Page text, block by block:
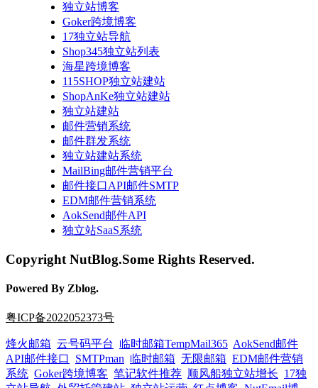
独立站博客
Goker跨境博客
17独立站导航
Shop345独立站列表
海星跨境博客
115SHOP独立站建站
ShopAnKe独立站建站
独立站建站
邮件营销系统
邮件群发系统
独立站建站系统
MailBing邮件营销平台
邮件接口API邮件SMTP
EDM邮件营销系统
AokSend邮件API
独立站SaaS系统
Copyright NutBlog.Some Rights Reserved.
Powered By Zblog.
粤ICP备2022052373号
烽火邮箱 云号码平台 临时邮箱TempMail365 AokSend邮件
API邮件接口
SMTPman 临时邮箱 无限邮箱 EDM邮件营销
系统 Goker跨境博客 笔记软件推荐 顺风船独立站增长 17独